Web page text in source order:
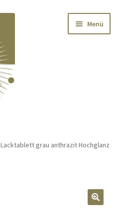
Menü
öffnen
Lacktablett grau anthrazit Hochglanz